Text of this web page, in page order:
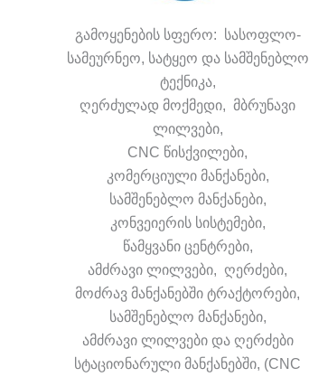
გამოყენების სფერო: სასოფლო-
სამეურნეო, სატყეო და სამშენებლო
ტექნიკა,
ღერძულად მოქმედი, მბრუნავი
ლილვები,
CNC წისქვილები,
კომერციული მანქანები,
სამშენებლო მანქანები,
კონვეიერის სისტემები,
წამყვანი ცენტრები,
ამძრავი ლილვები, ღერძები,
მოძრავ მანქანებში ტრაქტორები,
სამშენებლო მანქანები,
ამძრავი ლილვები და ღერძები
სტაციონარული მანქანებში, (CNC